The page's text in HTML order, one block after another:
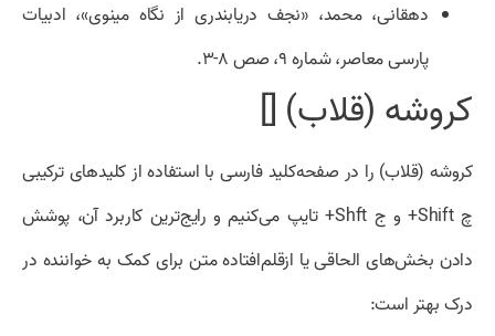
دهقانی، محمد، «نجف دریابندری از نگاه مینوی»، ادبیات
پارسی معاصر، شماره ۹، صص ۸-۳.
کروشه (قلاب) []
کروشه (قلاب) را در صفحه‌کلید فارسی با استفاده از کلیدهای ترکیبی
چ Shift+ و ج Shft+ تایپ می‌کنیم و رایج‌ترین کاربرد آن، پوشش
دادن بخش‌های الحاقی یا ازقلم‌افتاده متن برای کمک به خواننده در
درک بهتر است: